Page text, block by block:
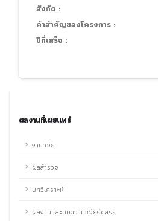
สังกัด :
คำสำคัญของโครงการ :
ปีที่เสร็จ :
ผลงานที่เผยแพร่
งานวิจัย
ผลสำรวจ
บทวิเคราะห์
ผลงานและบทความวิจัยคัดสรร